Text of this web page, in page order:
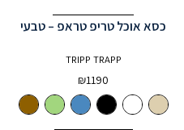
כסא אוכל טריפ טראפ – טבעי
TRIPP TRAPP
₪1190